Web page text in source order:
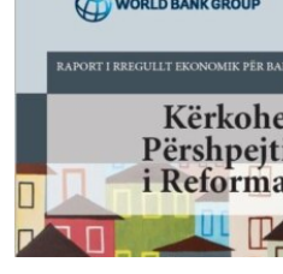
SHKENCË DHE TEKNOLOGJI
SHËNDETËSI
Gjuhët